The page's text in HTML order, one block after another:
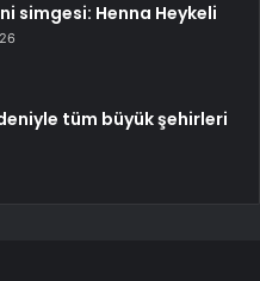
simgesi: Henna Heykeli
tüm büyük şehirleri